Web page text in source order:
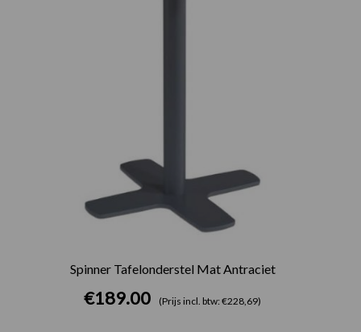
Spinner Tafelonderstel Mat Antraciet
€189.00 (Prijs incl. btw: €228,69)